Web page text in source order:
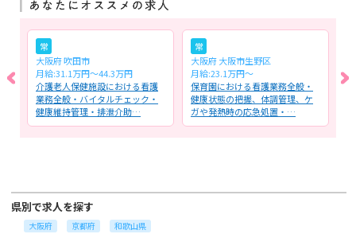
常
大阪府 吹田市
月給:31.1万円～44.3万円
介護老人保健施設における看護
業務全般・バイタルチェック・
健康維持管理・排泄介助…
常
大阪府 大阪市生野区
月給:23.1万円～
保育園における看護業務全般・
健康状態の把握、体調管理、ケ
ガや発熱時の応急処置・…
県別で求人を探す
大阪府 京都府 和歌山県